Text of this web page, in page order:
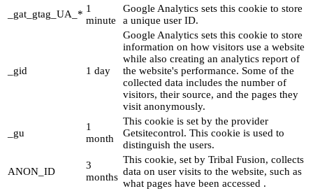
_gat_gtag_UA_* 1
minute
Google Analytics sets this cookie to store
a unique user ID.
_gid 1 day
Google Analytics sets this cookie to store
information on how visitors use a website
while also creating an analytics report of
the website's performance. Some of the
collected data includes the number of
visitors, their source, and the pages they
visit anonymously.
_gu
1
month
This cookie is set by the provider
Getsitecontrol. This cookie is used to
distinguish the users.
ANON_ID
3
months
This cookie, set by Tribal Fusion, collects
data on user visits to the website, such as
what pages have been accessed .